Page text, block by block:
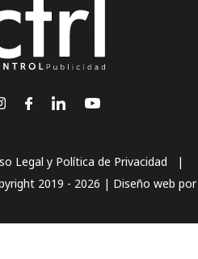
Legal y Política de Privacidad
2019 - 2026 | Diseño web por